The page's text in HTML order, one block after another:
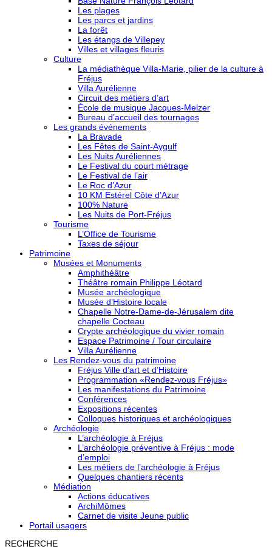
Les plages
Les parcs et jardins
La forêt
Les étangs de Villepey
Villes et villages fleuris
Culture
La médiathèque Villa-Marie, pilier de la culture à
Fréjus
Villa Aurélienne
Circuit des métiers d’art
École de musique Jacques-Melzer
Bureau d’accueil des tournages
Les grands événements
La Bravade
Les Fêtes de Saint-Aygulf
Les Nuits Auréliennes
Le Festival du court métrage
Le Festival de l’air
Le Roc d’Azur
10 KM Estérel Côte d’Azur
100% Nature
Les Nuits de Port-Fréjus
Tourisme
L’Office de Tourisme
Taxes de séjour
Patrimoine
Musées et Monuments
Amphithéâtre
Théâtre romain Philippe Léotard
Musée archéologique
Musée d’Histoire locale
Chapelle Notre-Dame-de-Jérusalem dite
chapelle Cocteau
Crypte archéologique du vivier romain
Espace Patrimoine / Tour circulaire
Villa Aurélienne
Les Rendez-vous du patrimoine
Fréjus Ville d’art et d’Histoire
Programmation «Rendez-vous Fréjus»
Les manifestations du Patrimoine
Conférences
Expositions récentes
Colloques historiques et archéologiques
Archéologie
L’archéologie à Fréjus
L’archéologie préventive à Fréjus : mode
d’emploi
Les métiers de l’archéologie à Fréjus
Quelques chantiers récents
Médiation
Actions éducatives
ArchiMômes
Carnet de visite Jeune public
Portail usagers
RECHERCHE